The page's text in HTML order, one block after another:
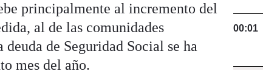
principalmente al incremento del
al de las comunidades
de Seguridad Social se ha
mes del año.
00:01